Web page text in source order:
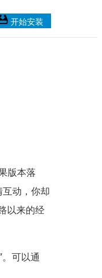
开始安装
版本落
动，你却
以来的经
可以通